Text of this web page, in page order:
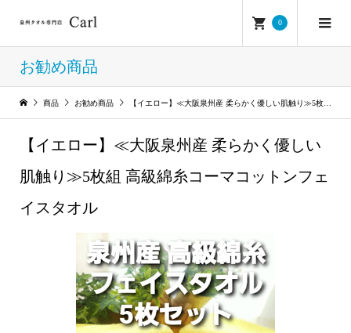
0
お勧め商品
商品 お勧め商品 【イエロー】≪大阪泉州産 柔らかく優しい肌触り≫5枚組 高級綿糸コーマコットンフェイスタオル
【イエロー】≪大阪泉州産 柔らかく優しい
肌触り≫5枚組 高級綿糸コーマコットンフェ
イスタオル